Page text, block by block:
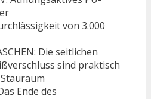
von 3.000
Die seitlichen
sind praktisch
Ende des